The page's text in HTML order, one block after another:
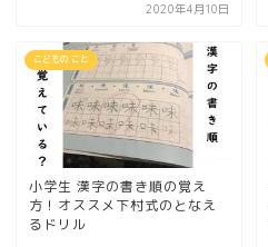
2020年4月10日
こどもの こと
小学生 漢字の書き順の覚え
方！オススメ下村式のとなえ
るドリル